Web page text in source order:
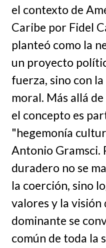
el contexto de
Caribe por Fidel
planteó como la
un proyecto
fuerza, sino con
moral. Más allá
el concepto es
"hegemonía
Antonio Gramsci.
duradero no se
la coerción, sino
valores y la visión
dominante se
común de toda la